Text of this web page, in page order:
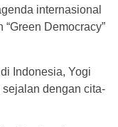
internasional
Democracy”
Indonesia, Yogi
dengan cita-